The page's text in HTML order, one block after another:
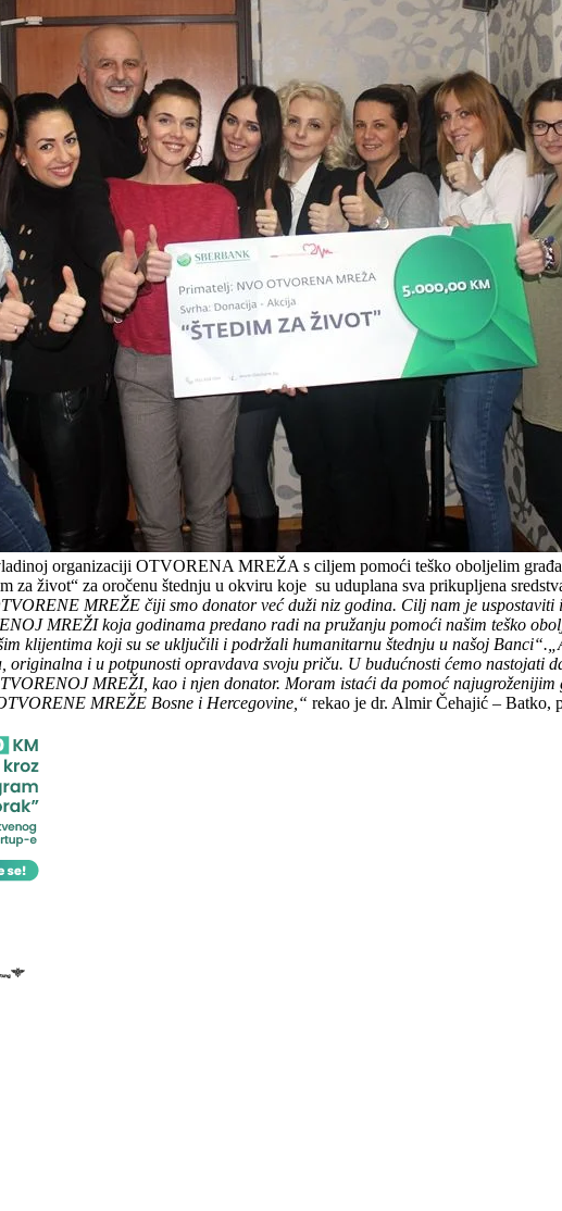
organizaciji OTVORENA MREŽA s ciljem pomoći teško oboljelim
za život“ za oročenu štednju u okviru koje su uduplana sva prikupljena
MREŽE čiji smo donator već duži niz godina. Cilj nam je
MREŽI koja godinama predano radi na pružanju pomoći našim teško
klijentima koji su se uključili i podržali humanitarnu štednju u našoj Banci“.
i u potpunosti opravdava svoju priču. U budućnosti ćemo nastojati
MREŽI, kao i njen donator. Moram istaći da pomoć
MREŽE Bosne i Hercegovine,“ rekao je dr. Almir Čehajić –